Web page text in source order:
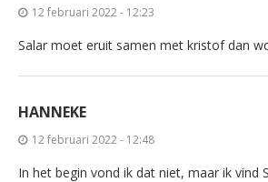
12 februari 2022 - 12:23
Salar moet eruit samen met kristof dan
HANNEKE
12 februari 2022 - 12:48
In het begin vond ik dat niet, maar ik vind